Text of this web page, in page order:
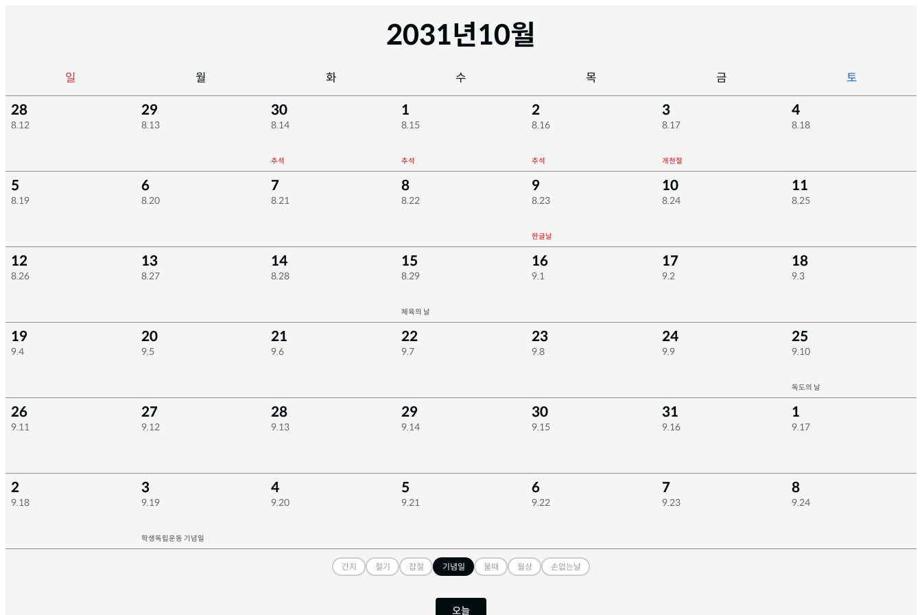
2031년10월
일 월 화 수 목 금 토
28
8.12
29
8.13
30
8.14
추석
1
8.15
추석
2
8.16
추석
3
8.17
개천절
4
8.18
5
8.19
6
8.20
7
8.21
8
8.22
9
8.23
한글날
10
8.24
11
8.25
12
8.26
13
8.27
14
8.28
15
8.29
체육의 날
16
9.1
17
9.2
18
9.3
19
9.4
20
9.5
21
9.6
22
9.7
23
9.8
24
9.9
25
9.10
독도의 날
26
9.11
27
9.12
28
9.13
29
9.14
30
9.15
31
9.16
1
9.17
2
9.18
3
9.19
학생독립운동 기념일
4
9.20
5
9.21
6
9.22
7
9.23
8
9.24
간지 절기 잡절 기념일 물때 월상 손없는날
오늘